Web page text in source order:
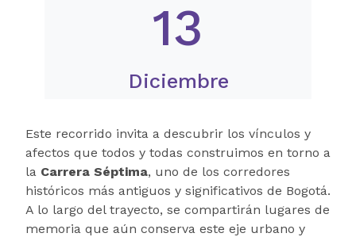
13
Diciembre
Este recorrido invita a descubrir los vínculos y
afectos que todos y todas construimos en torno a
la Carrera Séptima, uno de los corredores
históricos más antiguos y significativos de Bogotá.
A lo largo del trayecto, se compartirán lugares de
memoria que aún conserva este eje urbano y